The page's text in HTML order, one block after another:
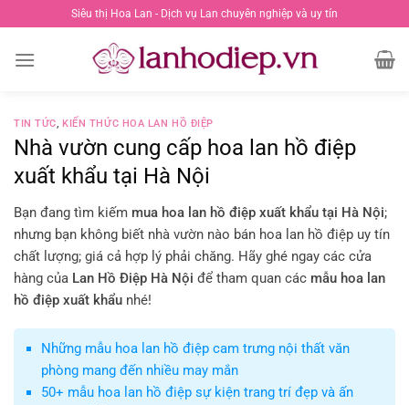
đến
nội
Siêu thị Hoa Lan - Dịch vụ Lan chuyên nghiệp và uy tín
TIN TỨC,KIẾN THỨC HOA LAN HỒ ĐIỆP
Nhà vườn cung cấp hoa lan hồ điệp
xuất khẩu tại Hà Nội
Bạn đang tìm kiếm mua hoa lan hồ điệp xuất khẩu tại Hà Nội;
nhưng bạn không biết nhà vườn nào bán hoa lan hồ điệp uy tín
chất lượng; giá cả hợp lý phải chăng. Hãy ghé ngay các cửa
hàng của Lan Hồ Điệp Hà Nội để tham quan các mẫu hoa lan
hồ điệp xuất khẩu nhé!
Những mẫu hoa lan hồ điệp cam trưng nội thất văn
phòng mang đến nhiều may mắn
50+ mẫu hoa lan hồ điệp sự kiện trang trí đẹp và ấn